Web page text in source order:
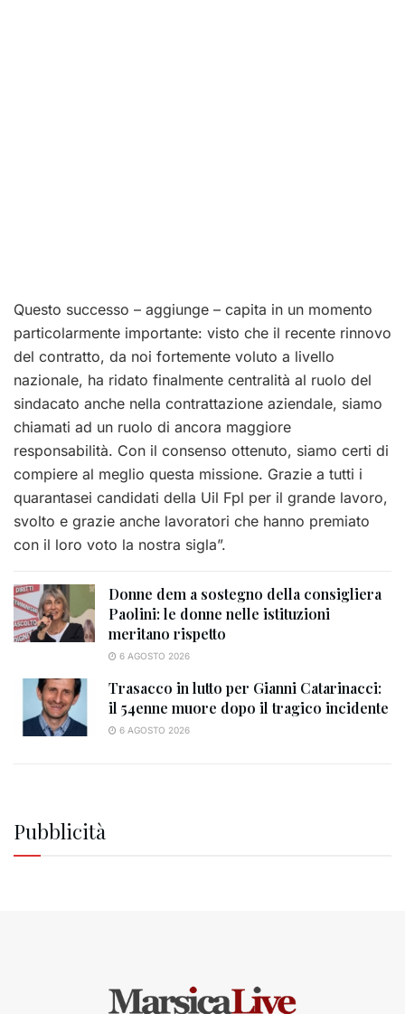
Questo successo – aggiunge – capita in un momento
particolarmente importante: visto che il recente rinnovo
del contratto, da noi fortemente voluto a livello
nazionale, ha ridato finalmente centralità al ruolo del
sindacato anche nella contrattazione aziendale, siamo
chiamati ad un ruolo di ancora maggiore
responsabilità. Con il consenso ottenuto, siamo certi di
compiere al meglio questa missione. Grazie a tutti i
quarantasei candidati della Uil Fpl per il grande lavoro,
svolto e grazie anche lavoratori che hanno premiato
con il loro voto la nostra sigla”.
Donne dem a sostegno della consigliera
Paolini: le donne nelle istituzioni
meritano rispetto
6 AGOSTO 2026
Trasacco in lutto per Gianni Catarinacci:
il 54enne muore dopo il tragico incidente
6 AGOSTO 2026
Pubblicità